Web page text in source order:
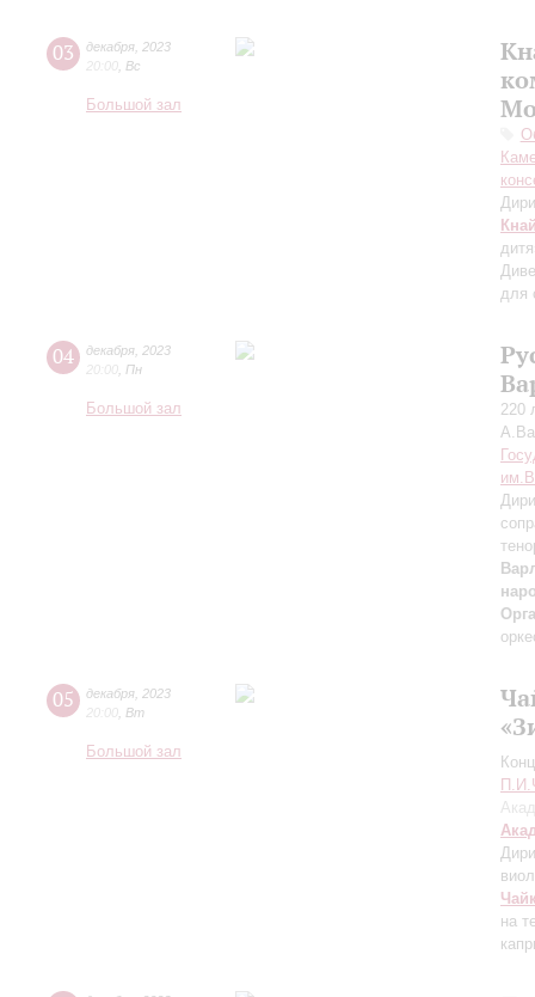
03 декабря 2023
20:00 Вс
Большой зал
для
04 декабря 2023
20:00 Пн
Большой зал
220
05 декабря 2023
20:00 Вт
Большой зал
на